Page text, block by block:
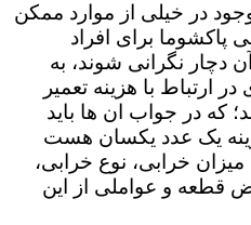
در خیلی از موارد ممکن
پاکشوما برای افراد
دچار نگرانی شوند، به
ارتباط با هزینه تعمیر
که در جواب ان ها باید
یک عدد یکسان هست
میزان خرابی، نوع خرابی،
قطعه و عواملی از این